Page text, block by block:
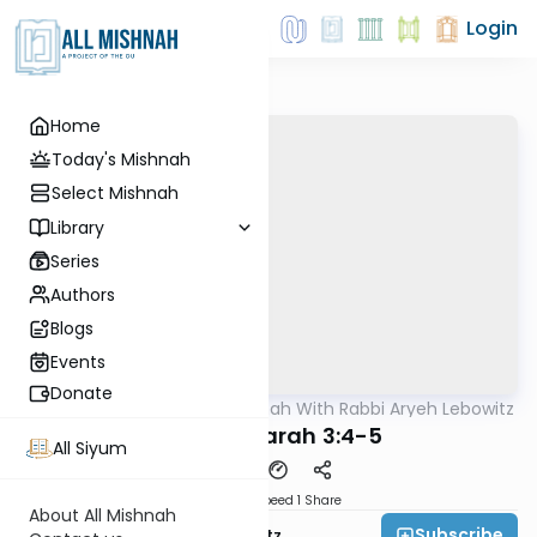
Home
Today's Mishnah
Select Mishnah
Library
Series
Authors
Blogs
Events
Donate
All Siyum
About All Mishnah
Login
Mishna The Mishnah With Rabbi Aryeh Lebowitz
Avodah Zarah 3:4-5
Speed 1 Share